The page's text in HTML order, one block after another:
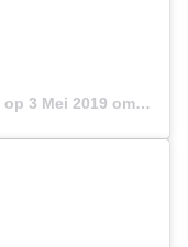
op 3 Mei 2019 om 3:59 (PDT)